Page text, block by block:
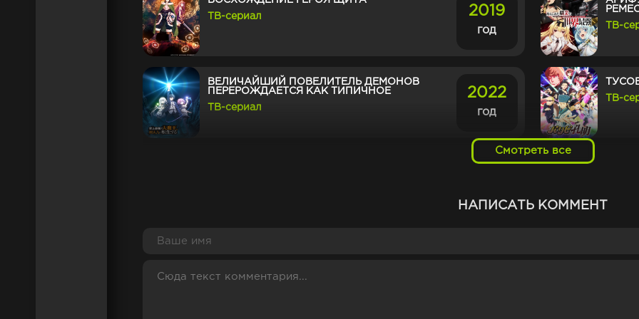
ТВ-сериал
2019
год
ТВ-
ВЕЛИЧАЙШИЙ ПОВЕЛИТЕЛЬ ДЕМОНОВ
ПЕРЕРОЖДАЕТСЯ КАК ТИПИЧНОЕ
ТВ-сериал
2022
год
ТВ-
БУРЯ ПОТЕРЬ
Смотреть все
НАПИСАТЬ КОММЕНТ